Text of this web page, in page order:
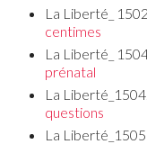
La Liberté_
centimes
La Liberté_
prénatal
La
questions
La